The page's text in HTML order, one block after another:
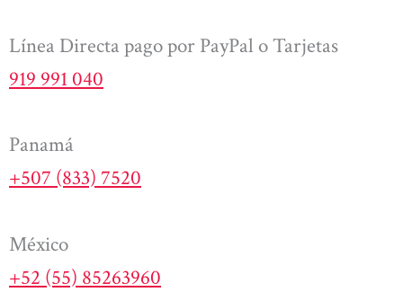
Línea Directa pago por PayPal o Tarjetas
919 991 040
Panamá
+507 (833) 7520
México
+52 (55) 85263960